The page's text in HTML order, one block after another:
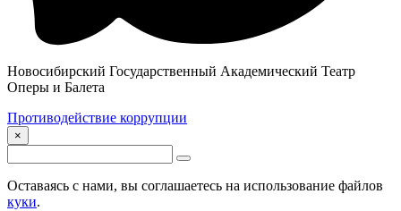
Новосибирский Государственный Академический Театр
Оперы и Балета
Противодействие коррупции
×
Оставаясь с нами, вы соглашаетесь на использование файлов
куки.